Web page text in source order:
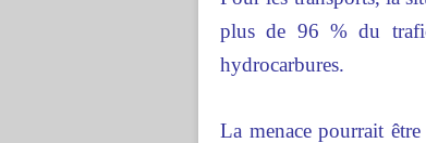
plus de 96 % du
hydrocarbures.
La menace pourrait